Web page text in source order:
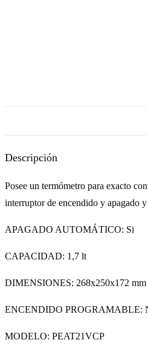
Descripción
Posee un termómetro para exacto
interruptor de encendido y apagado
APAGADO AUTOMÁTICO: Si
CAPACIDAD: 1,7 lt
DIMENSIONES: 268x250x172 mm
ENCENDIDO PROGRAMABLE:
MODELO: PEAT21VCP